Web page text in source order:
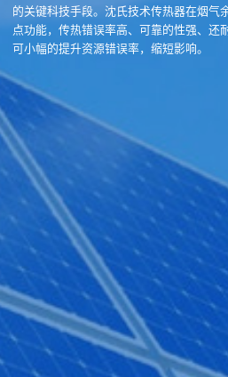
的关键科技手段。沈氏技术传热器在烟气
点功能，传热错误率高、可靠的性强、还
可小幅的提升资源错误率，缩短影响。